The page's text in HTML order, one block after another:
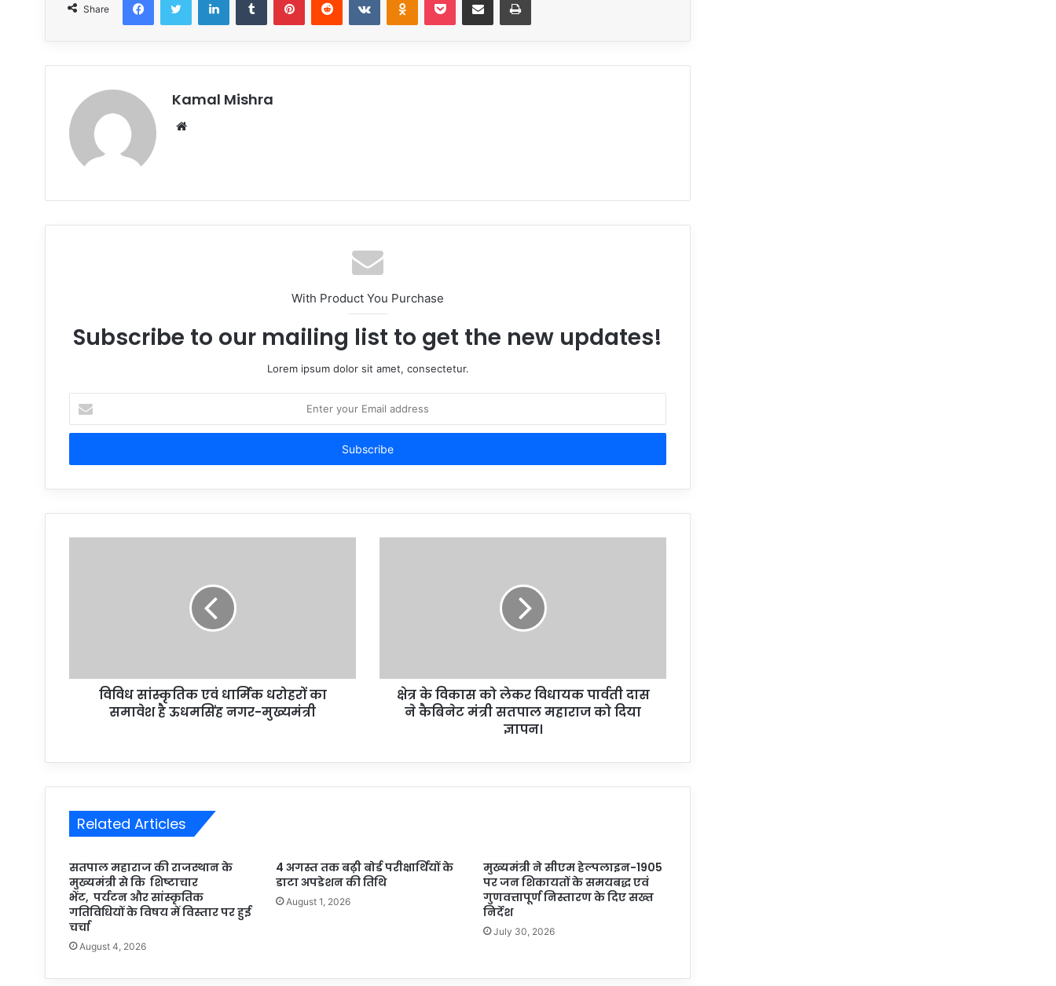
Share
Kamal Mishra
Website
With Product You Purchase
Subscribe to our mailing list to get the new updates!
Lorem ipsum dolor sit amet, consectetur.
your
Email
विविध सांस्कृतिक एवं धार्मिक धरोहरों का
समावेश है ऊधमसिंह नगर-मुख्यमंत्री
क्षेत्र के विकास को लेकर विधायक पार्वती दास
ने कैबिनेट मंत्री सतपाल महाराज को दिया
ज्ञापन।
Related Articles
सतपाल महाराज की राजस्थान के
मुख्यमंत्री से कि शिष्टाचार
भेंट, पर्यटन और सांस्कृतिक
गतिविधियों के विषय में विस्तार पर हुई
चर्चा
August 4, 2026
4 अगस्त तक बढ़ी बोर्ड परीक्षार्थियों के
डाटा अपडेशन की तिथि
August 1, 2026
मुख्यमंत्री ने सीएम हेल्पलाइन-1905
पर जन शिकायतों के समयबद्ध एवं
गुणवत्तापूर्ण निस्तारण के दिए सख्त
निर्देश
July 30, 2026